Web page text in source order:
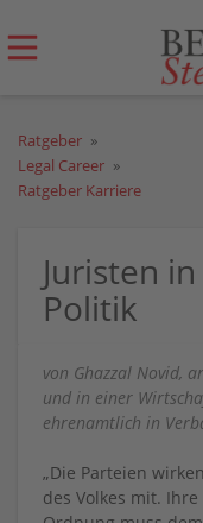
Ratgeber
Legal Career
Ratgeber Karriere
Juristen
Politik
von Ghazzal Novid,
und in einer
ehrenamtlich in
„Die Parteien
des Volkes mit.